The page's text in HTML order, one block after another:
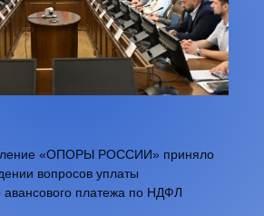
«ОПОРЫ РОССИИ» приняло
вопросов уплаты
авансового платежа по НДФЛ